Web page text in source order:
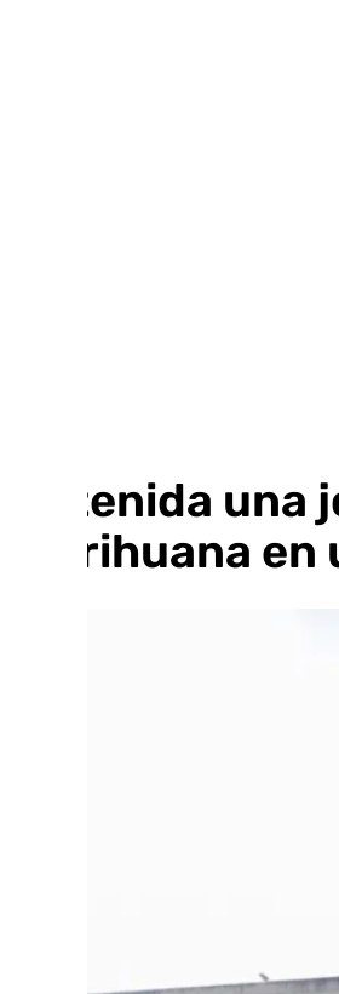
Detenida
marihuana